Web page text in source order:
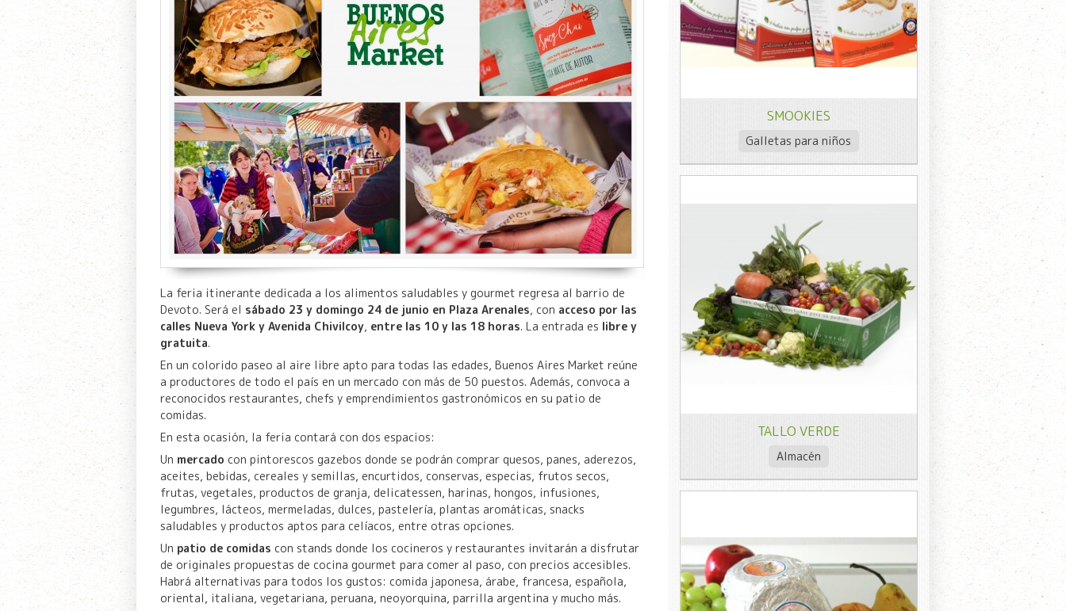
La feria itinerante dedicada a los alimentos saludables y gourmet regresa al barrio de
Devoto. Será el sábado 23 y domingo 24 de junio en Plaza Arenales, con acceso por las
calles Nueva York y Avenida Chivilcoy, entre las 10 y las 18 horas. La entrada es libre y
gratuita.
En un colorido paseo al aire libre apto para todas las edades, Buenos Aires Market reúne
a productores de todo el país en un mercado con más de 50 puestos. Además, convoca a
reconocidos restaurantes, chefs y emprendimientos gastronómicos en su patio de
comidas.
En esta ocasión, la feria contará con dos espacios:
Un mercado con pintorescos gazebos donde se podrán comprar quesos, panes, aderezos,
aceites, bebidas, cereales y semillas, encurtidos, conservas, especias, frutos secos,
frutas, vegetales, productos de granja, delicatessen, harinas, hongos, infusiones,
legumbres, lácteos, mermeladas, dulces, pastelería, plantas aromáticas, snacks
saludables y productos aptos para celíacos, entre otras opciones.
Un patio de comidas con stands donde los cocineros y restaurantes invitarán a disfrutar
de originales propuestas de cocina gourmet para comer al paso, con precios accesibles.
Habrá alternativas para todos los gustos: comida japonesa, árabe, francesa, española,
oriental, italiana, vegetariana, peruana, neoyorquina, parrilla argentina y mucho más.
SMOOKIES
Galletas para niños
TALLO VERDE
Almacén